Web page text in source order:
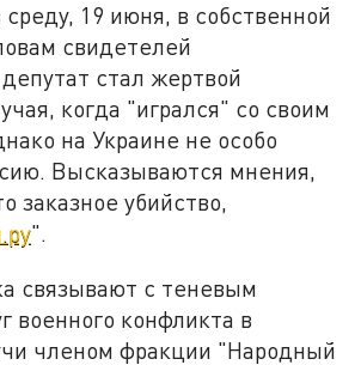
19 июня, в собственной
свидетелей
стал жертвой
когда "игрался" со своим
на Украине не особо
Высказываются мнения,
заказное убийство,
".
связывают с теневым
военного конфликта в
членом фракции "Народный